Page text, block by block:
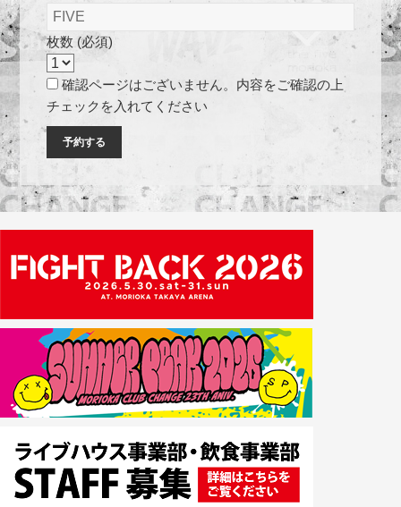
枚数 (必須)
確認ページはございません。内容をご確認の上
チェックを入れてください